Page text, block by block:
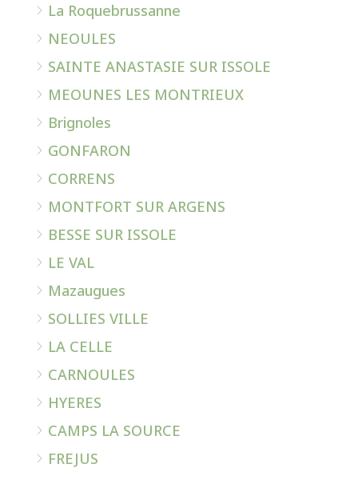
La Roquebrussanne
NEOULES
SAINTE ANASTASIE SUR ISSOLE
MEOUNES LES MONTRIEUX
Brignoles
GONFARON
CORRENS
MONTFORT SUR ARGENS
BESSE SUR ISSOLE
LE VAL
Mazaugues
SOLLIES VILLE
LA CELLE
CARNOULES
HYERES
CAMPS LA SOURCE
FREJUS